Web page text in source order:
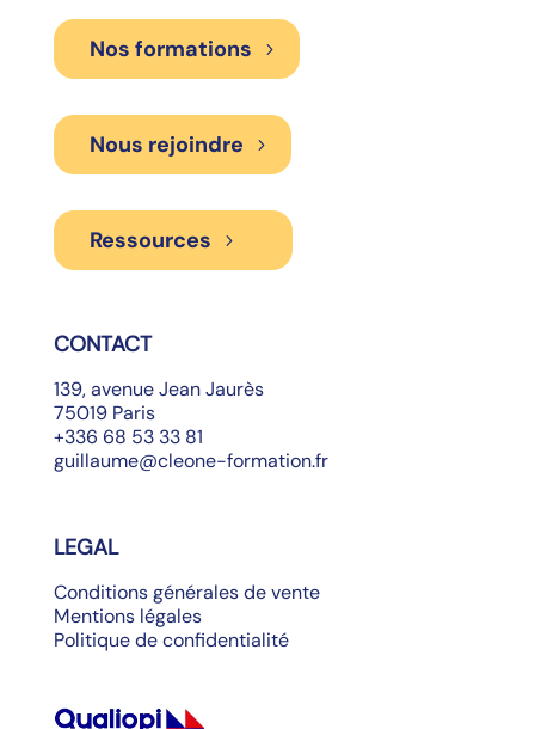
Nos formations
Nous rejoindre
Ressources
CONTACT
139, avenue Jean Jaurès
75019 Paris
+336 68 53 33 81
guillaume@cleone-formation.fr
LEGAL
Conditions générales de vente
Mentions légales
Politique de confidentialité